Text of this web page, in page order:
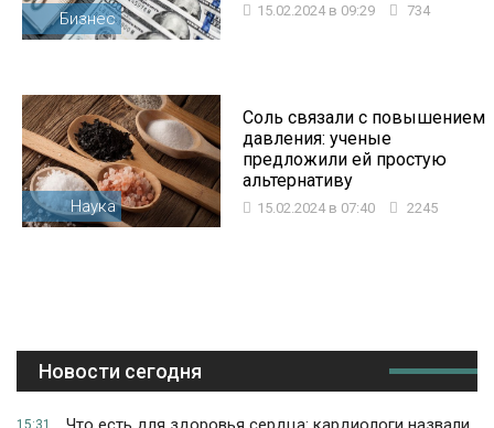
Бизнес 15.02.2024 в 09:29 734
Наука
Соль связали с повышением
давления: ученые
предложили ей простую
альтернативу
15.02.2024 в 07:40 2245
Новости сегодня
15:31